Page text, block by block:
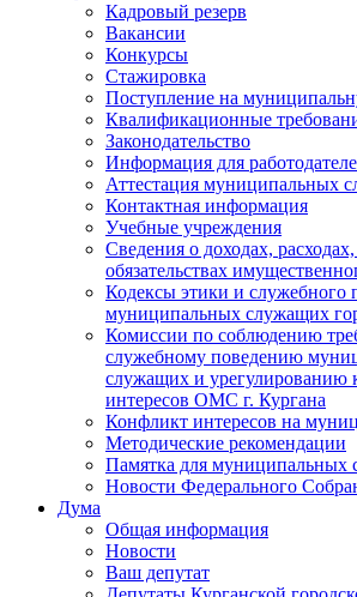
Кадровый резерв
Вакансии
Конкурсы
Стажировка
Поступление на
Квалификационные
Законодательство
Информация для
Аттестация муниципальных
Контактная информация
Учебные учреждения
Сведения о доходах,
обязательствах
Кодексы этики и служебного
муниципальных служащих
Комиссии по соблюдению
служебному поведению
служащих и урегулированию
интересов ОМС г. Кургана
Конфликт интересов на
Методические рекомендации
Памятка для муниципальных
Новости Федерального
Дума
Общая информация
Новости
Ваш депутат